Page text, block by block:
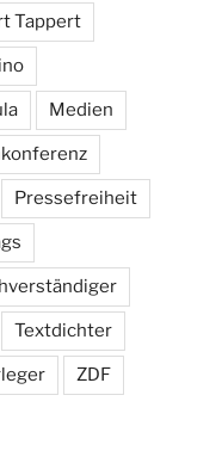
Tappert
Medien
Pressefreiheit
Textdichter
ZDF